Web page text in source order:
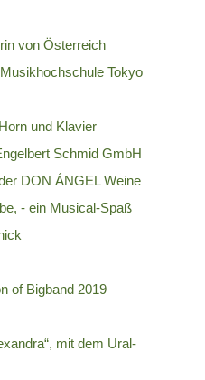
von Österreich
Tokyo
und Klavier
Schmid GmbH
DON ÁNGEL Weine
- ein Musical-Spaß
of Bigband 2019
mit dem Ural-